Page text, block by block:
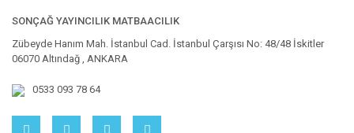
SONÇAĞ YAYINCILIK MATBAACILIK
Zübeyde Hanım Mah. İstanbul Cad. İstanbul Çarşısı No: 48/48 İskitler
06070 Altındağ , ANKARA
0533 093 78 64